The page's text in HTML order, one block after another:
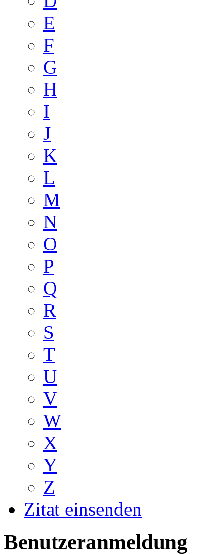
E
F
G
H
I
J
K
L
M
N
O
P
Q
R
S
T
U
V
W
X
Y
Z
Zitat einsenden
Benutzeranmeldung